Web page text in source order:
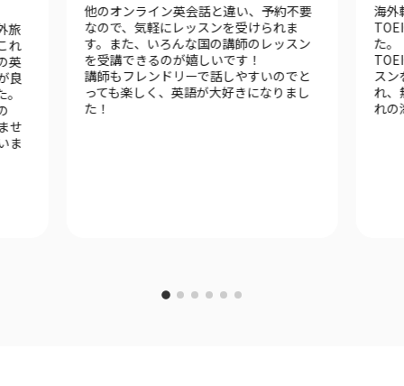
旅
れ
英
良
せ
ま
他のオンライン英会話と違い、予約不要
なので、気軽にレッスンを受けられま
す。また、いろんな国の講師のレッスン
を受講できるのが嬉しいです！
講師もフレンドリーで話しやすいのでと
っても楽しく、英語が大好きになりまし
た！
海外
た。
スン
れ、
れの